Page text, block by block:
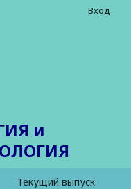
и
Текущий выпуск
Вход